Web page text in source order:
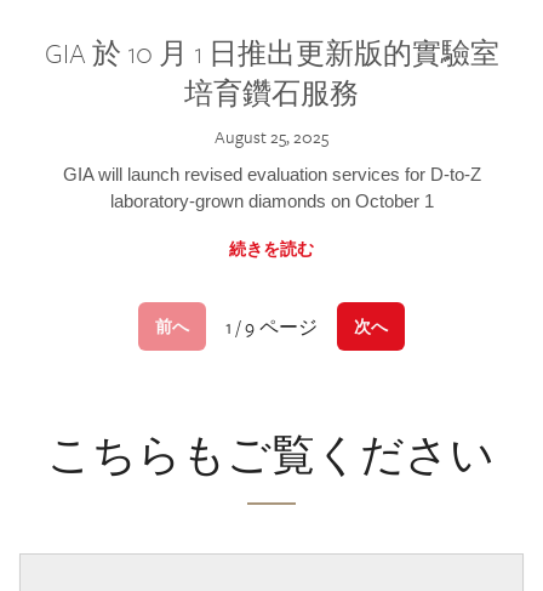
GIA 於 10 月 1 日推出更新版的實驗室
培育鑽石服務
August 25, 2025
GIA will launch revised evaluation services for D-to-Z
laboratory-grown diamonds on October 1
続きを読む
前へ 1 / 9 ページ 次へ
こちらもご覧ください